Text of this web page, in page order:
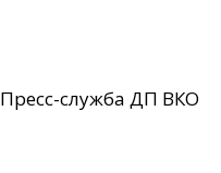
Пресс-служба ДП ВКО